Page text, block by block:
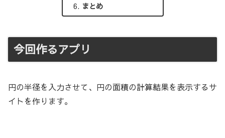
まとめ
今回作るアプリ
円の半径を入力させて、円の面積の計算結果を表示するサ
イトを作ります。